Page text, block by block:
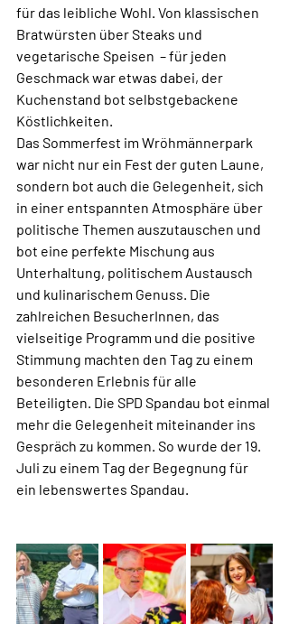
für das leibliche Wohl. Von klassischen
Bratwürsten über Steaks und
vegetarische Speisen  – für jeden
Geschmack war etwas dabei, der
Kuchenstand bot selbstgebackene
Köstlichkeiten.
Das Sommerfest im Wröhmännerpark
war nicht nur ein Fest der guten Laune,
sondern bot auch die Gelegenheit, sich
in einer entspannten Atmosphäre über
politische Themen auszutauschen und
bot eine perfekte Mischung aus
Unterhaltung, politischem Austausch
und kulinarischem Genuss. Die
zahlreichen BesucherInnen, das
vielseitige Programm und die positive
Stimmung machten den Tag zu einem
besonderen Erlebnis für alle
Beteiligten. Die SPD Spandau bot einmal
mehr die Gelegenheit miteinander ins
Gespräch zu kommen. So wurde der 19.
Juli zu einem Tag der Begegnung für
ein lebenswertes Spandau.